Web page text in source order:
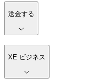
送金する
XE ビジネス